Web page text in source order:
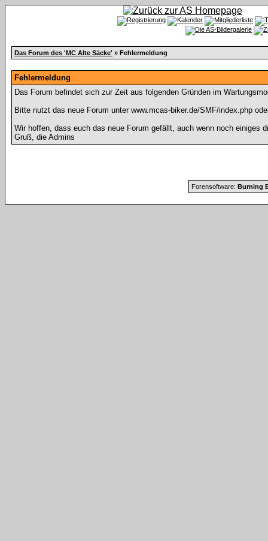
Das Forum des 'MC Alte Säcke' » Fehlermeldung
Fehlermeldung
Das Forum befindet sich zur Zeit aus folgenden Gründen im
Bitte nutzt das neue Forum unter www.mcas-biker.de/SMF/index.php
Wir hoffen, dass euch das neue Forum gefällt, auch wenn noch einiges
Gruß, die Admins
Forensoftware: Burning